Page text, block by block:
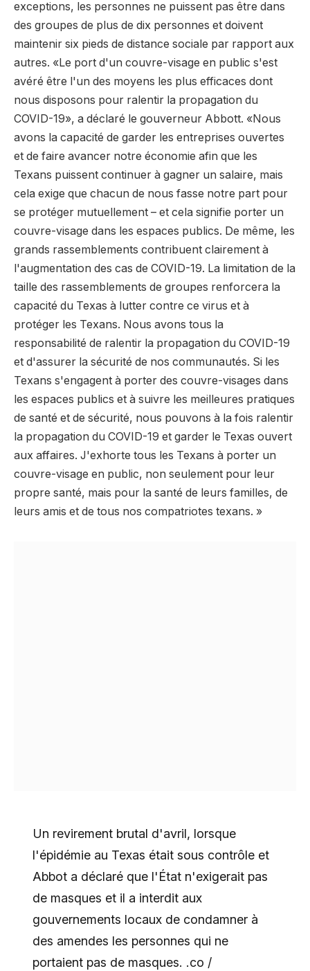
exceptions, les personnes ne puissent pas être dans
des groupes de plus de dix personnes et doivent
maintenir six pieds de distance sociale par rapport aux
autres. «Le port d'un couvre-visage en public s'est
avéré être l'un des moyens les plus efficaces dont
nous disposons pour ralentir la propagation du
COVID-19», a déclaré le gouverneur Abbott. «Nous
avons la capacité de garder les entreprises ouvertes
et de faire avancer notre économie afin que les
Texans puissent continuer à gagner un salaire, mais
cela exige que chacun de nous fasse notre part pour
se protéger mutuellement – et cela signifie porter un
couvre-visage dans les espaces publics. De même, les
grands rassemblements contribuent clairement à
l'augmentation des cas de COVID-19. La limitation de la
taille des rassemblements de groupes renforcera la
capacité du Texas à lutter contre ce virus et à
protéger les Texans. Nous avons tous la
responsabilité de ralentir la propagation du COVID-19
et d'assurer la sécurité de nos communautés. Si les
Texans s'engagent à porter des couvre-visages dans
les espaces publics et à suivre les meilleures pratiques
de santé et de sécurité, nous pouvons à la fois ralentir
la propagation du COVID-19 et garder le Texas ouvert
aux affaires. J'exhorte tous les Texans à porter un
couvre-visage en public, non seulement pour leur
propre santé, mais pour la santé de leurs familles, de
leurs amis et de tous nos compatriotes texans. »
Un revirement brutal d'avril, lorsque
l'épidémie au Texas était sous contrôle et
Abbot a déclaré que l'État n'exigerait pas
de masques et il a interdit aux
gouvernements locaux de condamner à
des amendes les personnes qui ne
portaient pas de masques. .co /